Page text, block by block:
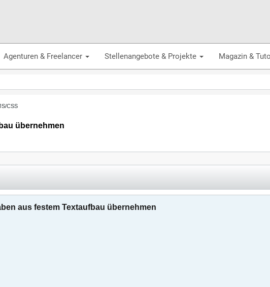
Agenturen & Freelancer Stellenangebote & Projekte Magazin &
CSS
übernehmen
aus festem Textaufbau übernehmen